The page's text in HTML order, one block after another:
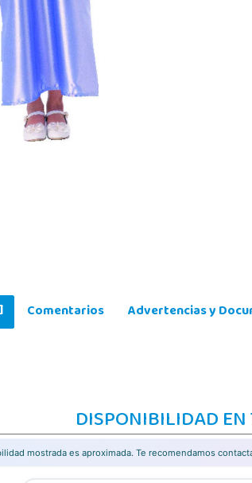
Comentarios Advertencias y
DISPONIBILIDAD
mostrada es aproximada. Te recomendamos